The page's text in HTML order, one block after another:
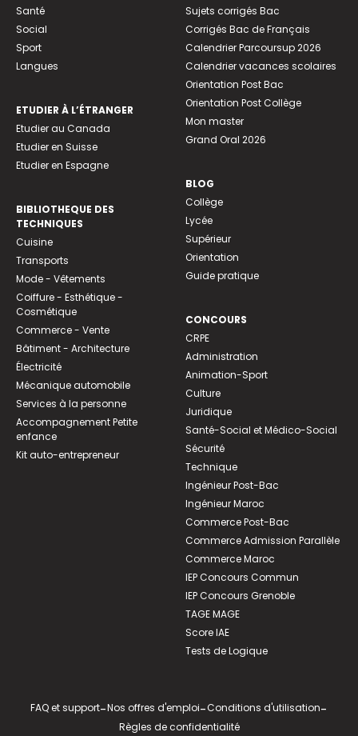
Santé
Social
Sport
Langues
ETUDIER À L’ÉTRANGER
Etudier au Canada
Etudier en Suisse
Etudier en Espagne
BIBLIOTHEQUE DES
TECHNIQUES
Cuisine
Transports
Mode - Vêtements
Coiffure - Esthétique -
Cosmétique
Commerce - Vente
Bâtiment - Architecture
Électricité
Mécanique automobile
Services à la personne
Accompagnement Petite
enfance
Kit auto-entrepreneur
Sujets corrigés Bac
Corrigés Bac de Français
Calendrier Parcoursup 2026
Calendrier vacances scolaires
Orientation Post Bac
Orientation Post Collège
Mon master
Grand Oral 2026
BLOG
Collège
Lycée
Supérieur
Orientation
Guide pratique
CONCOURS
CRPE
Administration
Animation-Sport
Culture
Juridique
Santé-Social et Médico-Social
Sécurité
Technique
Ingénieur Post-Bac
Ingénieur Maroc
Commerce Post-Bac
Commerce Admission Parallèle
Commerce Maroc
IEP Concours Commun
IEP Concours Grenoble
TAGE MAGE
Score IAE
Tests de Logique
FAQ et support-Nos offres d'emploi-Conditions d'utilisation-
Règles de confidentialité